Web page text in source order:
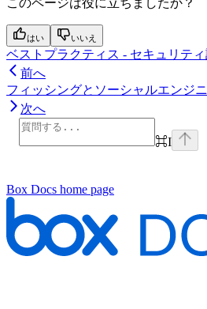
はい いいえ
ベストプラクティス - セキュリテ
前へ
フィッシングとソーシャルエンジ
次へ
⌘I
Box Docs home page